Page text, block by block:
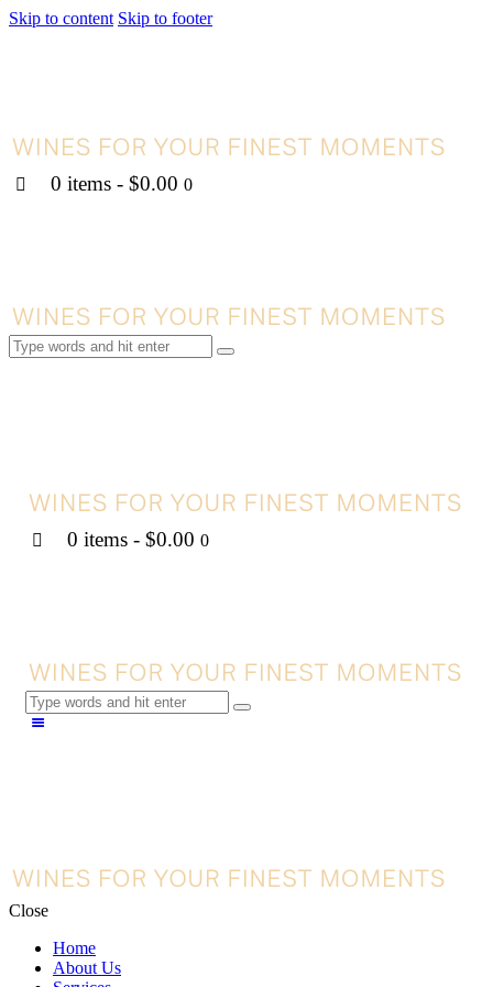
Skip to content Skip to footer
0 items - $0.00 0
0 items - $0.00 0
Close
Home
About Us